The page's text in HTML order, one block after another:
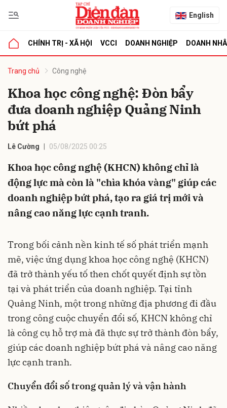
English
CHÍNH TRỊ - XÃ HỘI VCCI DOANH NGHIỆP DOANH
Trang chủ Công nghệ
Khoa học công nghệ: Đòn bẩy
đưa doanh nghiệp Quảng Ninh
bứt phá
Lê Cường 05/08/2025 00:25
Khoa học công nghệ (KHCN) không chỉ là
động lực mà còn là "chìa khóa vàng" giúp các
doanh nghiệp bứt phá, tạo ra giá trị mới và
nâng cao năng lực cạnh tranh.
Trong bối cảnh nền kinh tế số phát triển mạnh
mẽ, việc ứng dụng khoa học công nghệ (KHCN)
đã trở thành yếu tố then chốt quyết định sự tồn
tại và phát triển của doanh nghiệp. Tại tỉnh
Quảng Ninh, một trong những địa phương đi đầu
trong công cuộc chuyển đổi số, KHCN không chỉ
là công cụ hỗ trợ mà đã thực sự trở thành đòn bẩy,
giúp các doanh nghiệp bứt phá và nâng cao năng
lực cạnh tranh.
Chuyển đổi số trong quản lý và vận hành
luận
Hủy